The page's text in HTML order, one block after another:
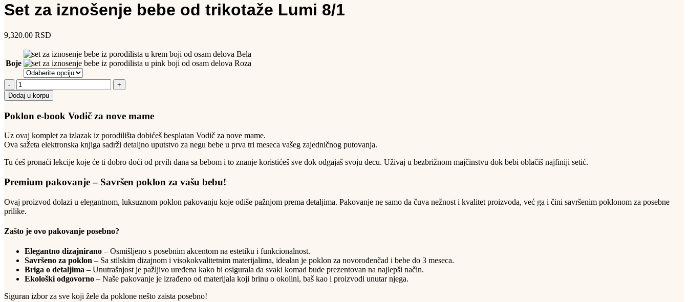
Set za iznošenje bebe od trikotaže Lumi 8/1
9,320.00 RSD
Boje
Bela
Roza
Dodaj u korpu
Poklon e-book Vodič za nove mame
Uz ovaj komplet za izlazak iz porodilišta dobićeš besplatan Vodič za nove mame.
Ova sažeta elektronska knjiga sadrži detaljno uputstvo za negu bebe u prva tri meseca vašeg zajedničnog putovanja.
Tu ćeš pronaći lekcije koje će ti dobro doći od prvih dana sa bebom i to znanje koristićeš sve dok odgajaš svoju decu. Uživaj u bezbrižnom majčinstvu dok bebi oblačiš najfiniji setić.
Premium pakovanje – Savršen poklon za vašu bebu!
Ovaj proizvod dolazi u elegantnom, luksuznom poklon pakovanju koje odiše pažnjom prema detaljima. Pakovanje ne samo da čuva nežnost i kvalitet proizvoda, već ga i čini savršenim poklonom za posebne
prilike.
Zašto je ovo pakovanje posebno?
Elegantno dizajnirano – Osmišljeno s posebnim akcentom na estetiku i funkcionalnost.
Savršeno za poklon – Sa stilskim dizajnom i visokokvalitetnim materijalima, idealan je poklon za novorođenčad i bebe do 3 meseca.
Briga o detaljima – Unutrašnjost je pažljivo uređena kako bi osigurala da svaki komad bude prezentovan na najlepši način.
Ekološki odgovorno – Naše pakovanje je izrađeno od materijala koji brinu o okolini, baš kao i proizvodi unutar njega.
Siguran izbor za sve koji žele da poklone nešto zaista posebno!